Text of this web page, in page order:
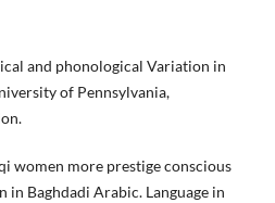
and phonological Variation in
of Pennsylvania,
women more prestige conscious
in Baghdadi Arabic. Language in